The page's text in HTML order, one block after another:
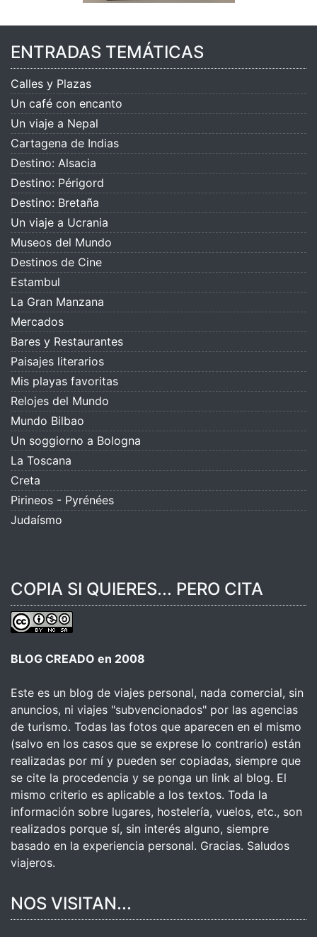
ENTRADAS TEMÁTICAS
Calles y Plazas
Un café con encanto
Un viaje a Nepal
Cartagena de Indias
Destino: Alsacia
Destino: Périgord
Destino: Bretaña
Un viaje a Ucrania
Museos del Mundo
Destinos de Cine
Estambul
La Gran Manzana
Mercados
Bares y Restaurantes
Paisajes literarios
Mis playas favoritas
Relojes del Mundo
Mundo Bilbao
Un soggiorno a Bologna
La Toscana
Creta
Pirineos - Pyrénées
Judaísmo
COPIA SI QUIERES... PERO CITA
BLOG CREADO en 2008
Este es un blog de viajes personal, nada comercial, sin
anuncios, ni viajes "subvencionados" por las agencias
de turismo. Todas las fotos que aparecen en el mismo
(salvo en los casos que se exprese lo contrario) están
realizadas por mí y pueden ser copiadas, siempre que
se cite la procedencia y se ponga un link al blog. El
mismo criterio es aplicable a los textos. Toda la
información sobre lugares, hostelería, vuelos, etc., son
realizados porque sí, sin interés alguno, siempre
basado en la experiencia personal. Gracias. Saludos
viajeros.
NOS VISITAN...